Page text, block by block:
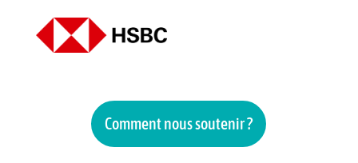
Comment nous soutenir ?